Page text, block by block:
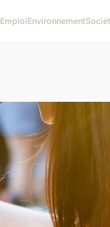
EmploiEnvironnement